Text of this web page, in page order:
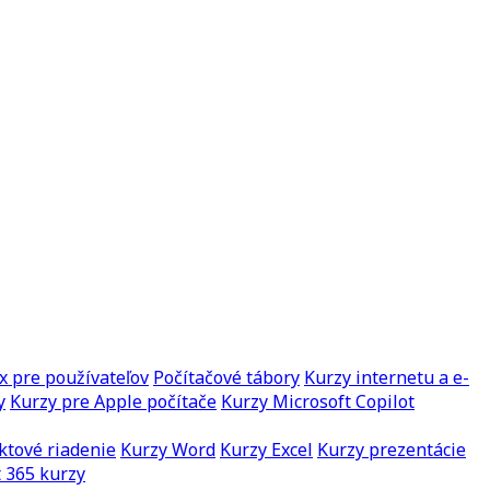
pre používateľov Počítačové tábory Kurzy internetu a e-
Kurzy pre Apple počítače Kurzy Microsoft Copilot
riadenie Kurzy Word Kurzy Excel Kurzy prezentácie
kurzy